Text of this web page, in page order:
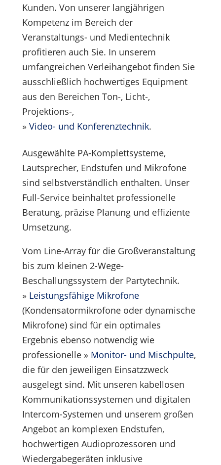
Kunden. Von unserer langjährigen
Kompetenz im Bereich der
Veranstaltungs- und Medientechnik
profitieren auch Sie. In unserem
umfangreichen Verleihangebot finden Sie
ausschließlich hochwertiges Equipment
aus den Bereichen Ton-, Licht-,
Projektions-,
» Video- und Konferenztechnik.
Ausgewählte PA-Komplettsysteme,
Lautsprecher, Endstufen und Mikrofone
sind selbstverständlich enthalten. Unser
Full-Service beinhaltet professionelle
Beratung, präzise Planung und effiziente
Umsetzung.
Vom Line-Array für die Großveranstaltung
bis zum kleinen 2-Wege-
Beschallungssystem der Partytechnik.
» Leistungsfähige Mikrofone
(Kondensatormikrofone oder dynamische
Mikrofone) sind für ein optimales
Ergebnis ebenso notwendig wie
professionelle » Monitor- und Mischpulte,
die für den jeweiligen Einsatzzweck
ausgelegt sind. Mit unseren kabellosen
Kommunikationssystemen und digitalen
Intercom-Systemen und unserem großen
Angebot an komplexen Endstufen,
hochwertigen Audioprozessoren und
Wiedergabegeräten inklusive